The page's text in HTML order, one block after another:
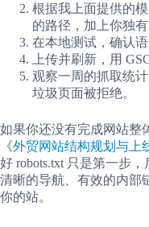
根据我上面提供的
的路径，加上你独有
在本地测试，确认语
上传并刷新，用
观察一周的抓取统
垃圾页面被拒绝。
如果你还没有完成网站整
《外贸网站结构规划与上
好 robots.txt 只是第一步
清晰的导航、有效的内部
你的站。